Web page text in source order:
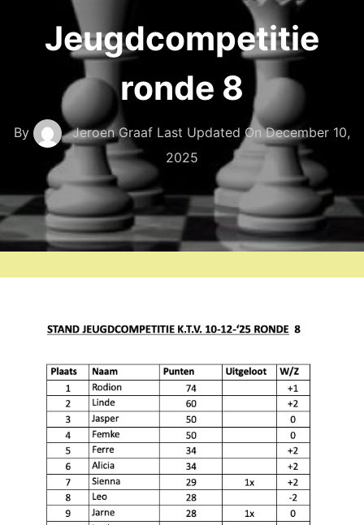
Jeugdcompetitie
ronde 8
By Jeroen Graaf Last Updated OnDecember 10,
2025